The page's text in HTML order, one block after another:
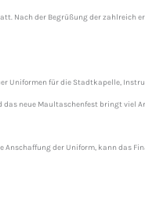
Nach der Begrüßung der
Uniformen für die Stadtkapelle,
das neue Maultaschenfest bringt viel
der Uniform, kann das